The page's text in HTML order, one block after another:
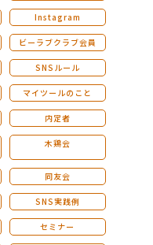
Instagram
ビーラブクラブ会員
SNSルール
マイツールのこと
内定者
木鶏会
同友会
SNS実践例
セミナー